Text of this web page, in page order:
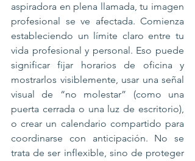
aspiradora en plena llamada, tu imagen
profesional se ve afectada. Comienza
estableciendo un límite claro entre tu
vida profesional y personal. Eso puede
significar fijar horarios de oficina y
mostrarlos visiblemente, usar una señal
visual de “no molestar” (como una
puerta cerrada o una luz de escritorio),
o crear un calendario compartido para
coordinarse con anticipación. No se
trata de ser inflexible, sino de proteger